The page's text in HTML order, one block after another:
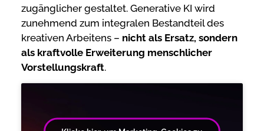
zugänglicher gestaltet. Generative KI wird
zunehmend zum integralen Bestandteil des
kreativen Arbeitens – nicht als Ersatz, sondern
als kraftvolle Erweiterung menschlicher
Vorstellungskraft.